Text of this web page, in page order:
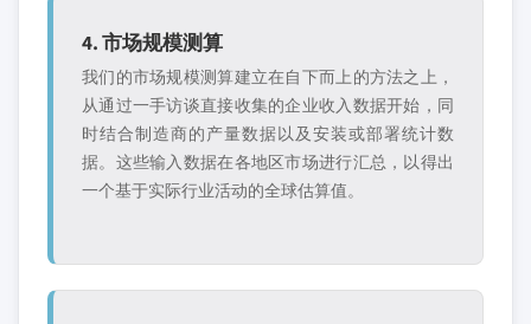
4. 市场规模测算
我们的市场规模测算建立在自下而上的方法之上，
从通过一手访谈直接收集的企业收入数据开始，同
时结合制造商的产量数据以及安装或部署统计数
据。这些输入数据在各地区市场进行汇总，以得出
一个基于实际行业活动的全球估算值。